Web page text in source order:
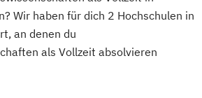
Wir haben für dich 2 Hochschulen in
an denen du
als Vollzeit absolvieren